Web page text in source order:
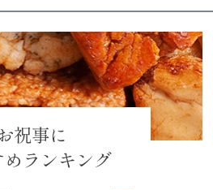
祝事に
めランキング